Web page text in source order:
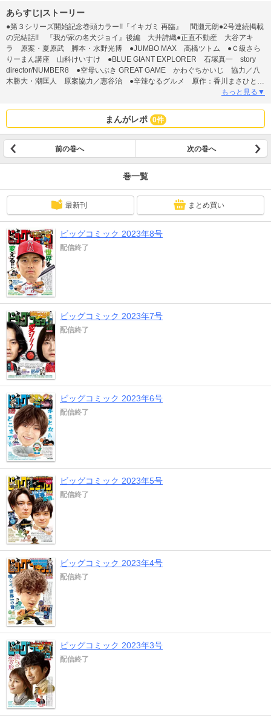
あらすじ|ストーリー
●第３シリーズ開始記念巻頭カラー!!『イキガミ 再臨』 間瀬元朗●2号連続掲載
の完結話!! 『我が家の名犬ジョイ』後編 大井詩織●正直不動産 大谷アキ
ラ 原案・夏原武 脚本・水野光博 ●JUMBO MAX 高橋ツトム ●Ｃ級さら
りーまん講座 山科けいすけ ●BLUE GIANT EXPLORER 石塚真一 story
director/NUMBER8 ●空母いぶき GREAT GAME かわぐちかいじ 協力／八
木勝大・潮匡人 原案協力／惠谷治 ●辛辣なるグルメ 原作：香川まさひと
漫画：若狭 星 ●新・絶滅動物物語-地上より永久に消え去った者へのレクイエ
ザ・ヒール 原秀則 【原案協力】ダンプ松本 平塚雅人（東京スポーツ）
●THE ALPINE CLIMBER～単独登攀者・山野井泰史の軌跡～ 原作／よこみぞ
邦彦 作画／山地たくろう ●颯汰の国 小山ゆう ●Deep３ 原作・水野光
博 漫画・飛松良輔 ●ゴルゴ13 原作／さいとう・たかを さいとう・プロ作
品 ●昭和トラベラー 北見けんいち ●ひねもすのたり日記 ちばてつや
ック』デジタル版には、紙版の付録、特典等は含まれません。
もっと見る▼
まんがレポ 0件
前の巻へ 次の巻へ
巻一覧
最新刊 まとめ買い
ビッグコミック 2023年8号
配信終了
ビッグコミック 2023年7号
配信終了
ビッグコミック 2023年6号
配信終了
ビッグコミック 2023年5号
配信終了
ビッグコミック 2023年4号
配信終了
ビッグコミック 2023年3号
配信終了